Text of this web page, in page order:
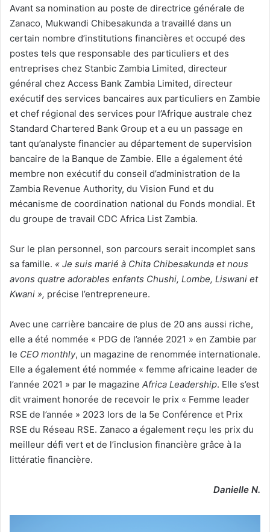
Avant sa nomination au poste de directrice générale de
Zanaco, Mukwandi Chibesakunda a travaillé dans un
certain nombre d’institutions financières et occupé des
postes tels que responsable des particuliers et des
entreprises chez Stanbic Zambia Limited, directeur
général chez Access Bank Zambia Limited, directeur
exécutif des services bancaires aux particuliers en Zambie
et chef régional des services pour l’Afrique australe chez
Standard Chartered Bank Group et a eu un passage en
tant qu’analyste financier au département de supervision
bancaire de la Banque de Zambie. Elle a également été
membre non exécutif du conseil d’administration de la
Zambia Revenue Authority, du Vision Fund et du
mécanisme de coordination national du Fonds mondial. Et
du groupe de travail CDC Africa List Zambia.
Sur le plan personnel, son parcours serait incomplet sans
sa famille. « Je suis marié à Chita Chibesakunda et nous
avons quatre adorables enfants Chushi, Lombe, Liswani et
Kwani », précise l’entrepreneure.
Avec une carrière bancaire de plus de 20 ans aussi riche,
elle a été nommée « PDG de l’année 2021 » en Zambie par
le CEO monthly, un magazine de renommée internationale.
Elle a également été nommée « femme africaine leader de
l’année 2021 » par le magazine Africa Leadership. Elle s’est
dit vraiment honorée de recevoir le prix « Femme leader
RSE de l’année » 2023 lors de la 5e Conférence et Prix
RSE du Réseau RSE. Zanaco a également reçu les prix du
meilleur défi vert et de l’inclusion financière grâce à la
littératie financière.
Danielle N.